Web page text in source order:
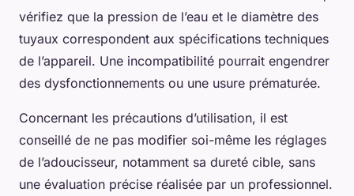
vérifiez que la pression de l’eau et le diamètre des
tuyaux correspondent aux spécifications techniques
de l’appareil. Une incompatibilité pourrait engendrer
des dysfonctionnements ou une usure prématurée.
Concernant les précautions d’utilisation, il est
conseillé de ne pas modifier soi-même les réglages
de l’adoucisseur, notamment sa dureté cible, sans
une évaluation précise réalisée par un professionnel.